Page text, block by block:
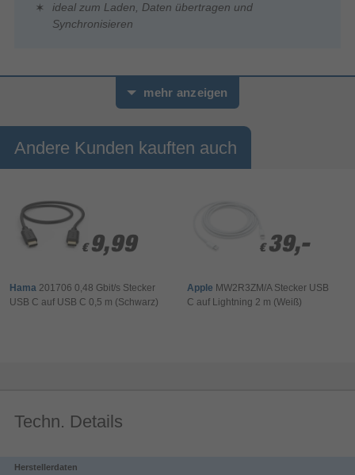
ideal zum Laden, Daten übertragen und
Synchronisieren
High-Speed-Datenübertragung von bis zu 480 Mbit/s
Doppelte Abschirmung für eine gute Reduzierung von
Schlanker Stecker eignet sich besonders gut für mobile und
flache Geräte oder bei beengten Platzverhältnissen
exzellente Übertragungsqualität
mehr anzeigen
Andere Kunden kauften auch
€ 9,99
€ 9,99
Hama 201706 0,48 Gbit/s Stecker
USB C auf USB C 0,5 m (Schwarz)
€ 39,-
€ 39,-
Apple MW2R3ZM/A Stecker USB
C auf Lightning 2 m (Weiß)
Techn. Details
Herstellerdaten